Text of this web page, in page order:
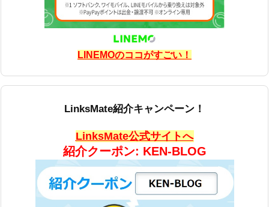
LINEMOのココがすごい！
LinksMate紹介キャンペーン！
LinksMate公式サイトへ
紹介クーポン: KEN-BLOG